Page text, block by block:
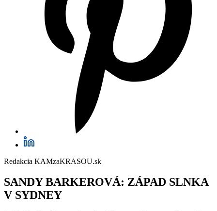
Redakcia KAMzaKRASOU.sk
SANDY BARKEROVÁ: ZÁPAD SLNKA
V SYDNEY